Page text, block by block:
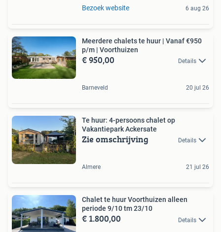
Bezoek website 6 aug 26
Meerdere chalets te huur | Vanaf €950
p/m | Voorthuizen
€ 950,00 Details
Barneveld 20 jul 26
Te huur: 4-persoons chalet op
Vakantiepark Ackersate
Zie omschrijving Details
Almere 21 jul 26
Chalet te huur Voorthuizen alleen
periode 9/10 tm 23/10
€ 1.800,00 Details